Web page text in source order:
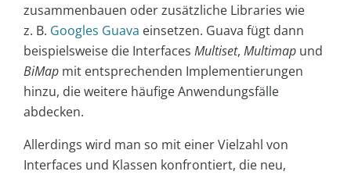
zusammenbauen oder zusätzliche Libraries wie
z. B. Googles Guava einsetzen. Guava fügt dann
beispielsweise die Interfaces Multiset, Multimap und
BiMap mit entsprechenden Implementierungen
hinzu, die weitere häufige Anwendungsfälle
abdecken.
Allerdings wird man so mit einer Vielzahl von
Interfaces und Klassen konfrontiert, die neu,